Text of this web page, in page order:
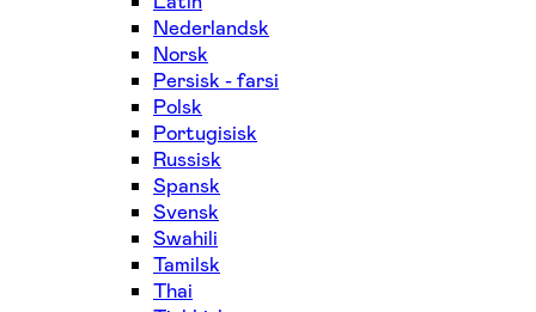
Nederlandsk
Norsk
Persisk - farsi
Polsk
Portugisisk
Russisk
Spansk
Svensk
Swahili
Tamilsk
Thai